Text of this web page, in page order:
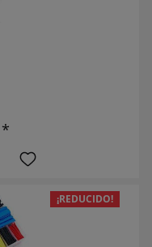
¡REDUCIDO!